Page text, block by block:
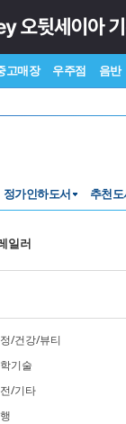
고매장 우주점 음반
정가인하도서 추천도
일러
/건강/뷰티
기술
/기타